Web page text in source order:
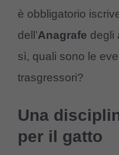
è obbligatorio
dell’Anagrafe degli
sì, quali sono le
trasgressori?
Una
per il gatto